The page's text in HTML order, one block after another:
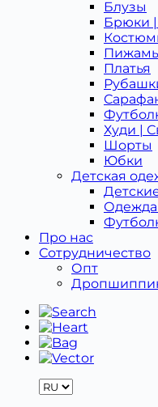
Блузы
Брюки
Платья
Худи |
Шорты
Юбки
Детская
Про нас
Сотрудничество
Опт